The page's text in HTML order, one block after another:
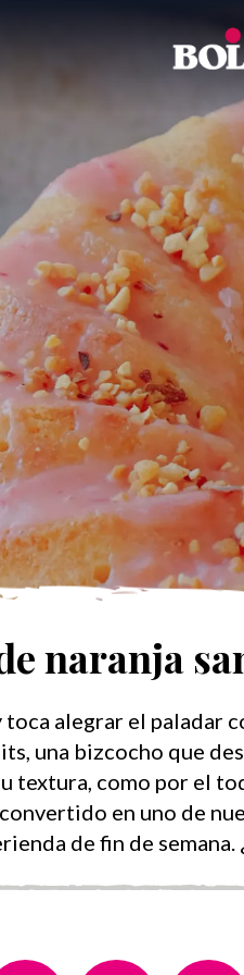
naranja
toca alegrar el
una bizcocho que
textura, como por el
en uno de
de fin de